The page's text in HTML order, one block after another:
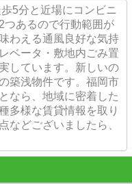
5分と近場にコンビニ
つあるので行動範囲が
わえる通風良好な気持
ベータ・敷地内ごみ置
しています。新しいの
築浅物件です。福岡市
なら、地域に密着した
多様な賃貸情報を取り
などございましたら、